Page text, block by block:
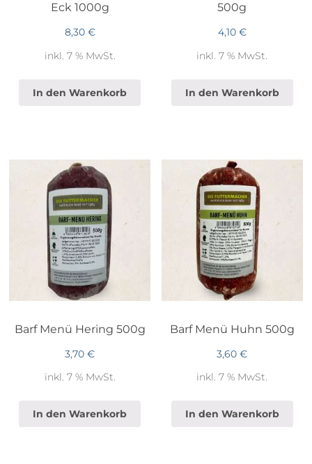
Eck 1000g
8,30 €
inkl. 7 % MwSt.
In den Warenkorb
500g
4,10 €
inkl. 7 % MwSt.
In den Warenkorb
Barf Menü Hering 500g
3,70 €
inkl. 7 % MwSt.
In den Warenkorb
Barf Menü Huhn 500g
3,60€
inkl. 7 % MwSt.
In den Warenkorb